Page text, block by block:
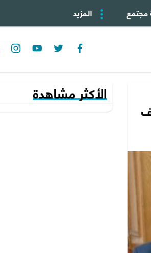
مجتمع المزيد
facebook
twitter
youtube
الأكثر مشاهدة